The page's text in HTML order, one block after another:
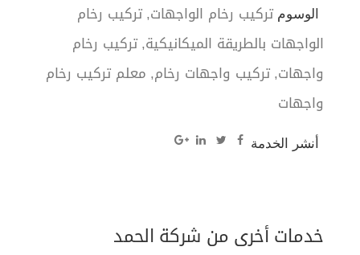
الوسوم تركيب رخام الواجهات تركيب رخام
الواجهات بالطريقة الميكانيكية تركيب رخام
واجهات تركيب واجهات رخام معلم تركيب رخام
واجهات
أنشر الخدمة
خدمات أخرى من شركة الحمد